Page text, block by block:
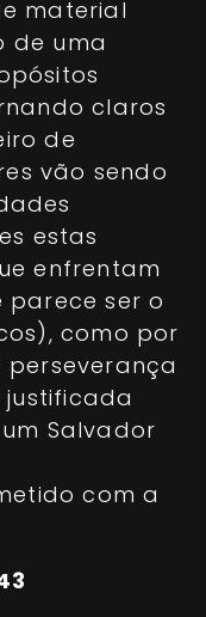
material
de uma
claros
de
vão sendo
estas
enfrentam
ser o
como por
Salvador
com a